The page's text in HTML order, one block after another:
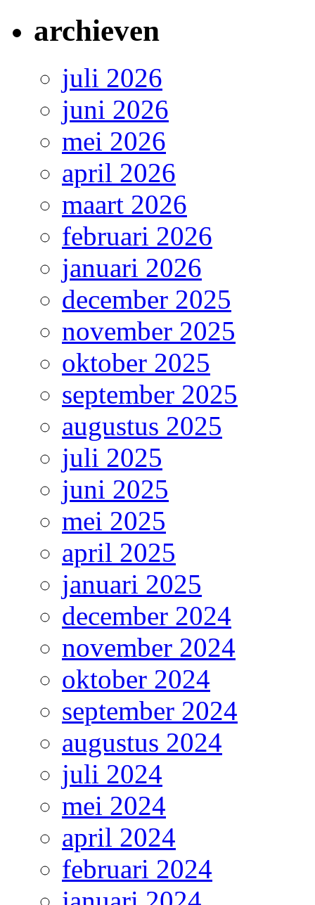
archieven
juli 2026
juni 2026
mei 2026
april 2026
maart 2026
februari 2026
januari 2026
december 2025
november 2025
oktober 2025
september 2025
augustus 2025
juli 2025
juni 2025
mei 2025
april 2025
januari 2025
december 2024
november 2024
oktober 2024
september 2024
augustus 2024
juli 2024
mei 2024
april 2024
februari 2024